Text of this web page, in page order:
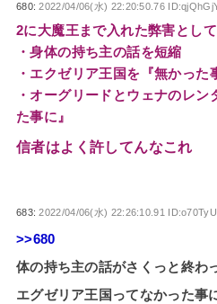
680:2022/04/06(水) 22:20:50.76
2に大魔王まで入れた弊害とし
・身体の持ち主の話を短縮
・エクゼリア王国を『無かった
・オーグリードとウェナのレ
た事に』
信者はよく許してんなこれ
683:2022/04/06(水) 22:26:10.91
>>680
体の持ち主の話がさくっと終わ
エグゼリア王国ってなかった事